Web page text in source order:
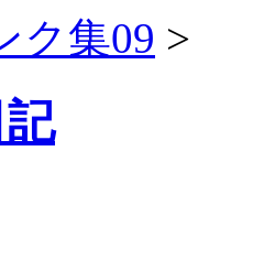
ク集09 >